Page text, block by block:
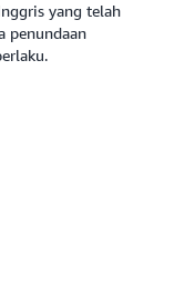
yang telah
penundaan